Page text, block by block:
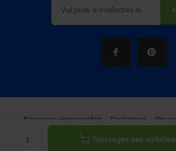
Toevoegen aan
Algemene voorwaarden Disclaimer